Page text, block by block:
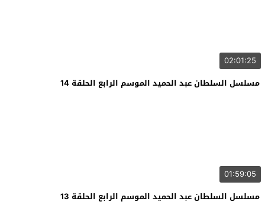
02:01:25
مسلسل السلطان عبد الحميد الموسم الرابع الحلقة 14
01:59:05
مسلسل السلطان عبد الحميد الموسم الرابع الحلقة 13